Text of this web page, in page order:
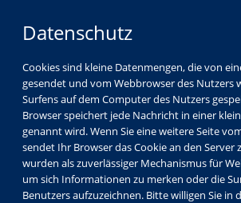
Datenschutz
Cookies sind kleine Datenmengen, die von
gesendet und vom Webbrowser des Nutzers
Surfens auf dem Computer des Nutzers
Browser speichert jede Nachricht in einer
genannt wird. Wenn Sie eine weitere Seite
sendet Ihr Browser das Cookie an den Server
wurden als zuverlässiger Mechanismus für
um sich Informationen zu merken oder die
Benutzers aufzuzeichnen. Bitte willigen Sie in